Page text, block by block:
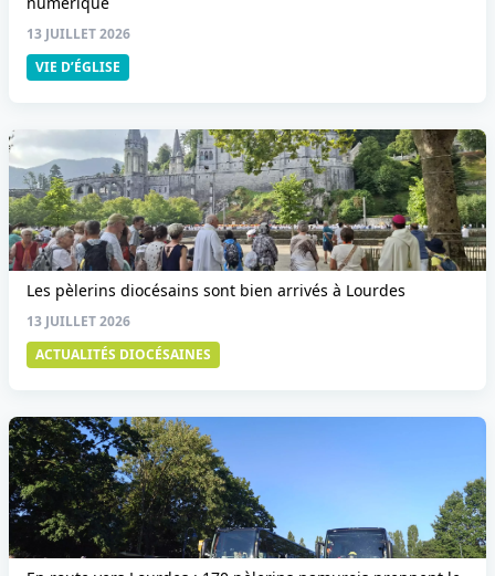
13 JUILLET 2026
VIE D’ÉGLISE
Les pèlerins diocésains sont bien arrivés à Lourdes
13 JUILLET 2026
ACTUALITÉS DIOCÉSAINES